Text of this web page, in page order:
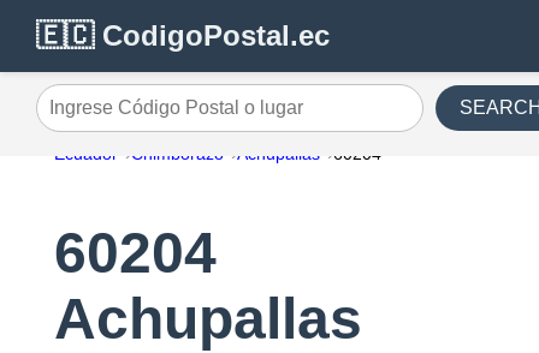
🇪🇨 CodigoPostal.ec
Ingrese Código Postal o lugar
Ecuador Chimborazo Achupallas 60204
60204
Achupallas